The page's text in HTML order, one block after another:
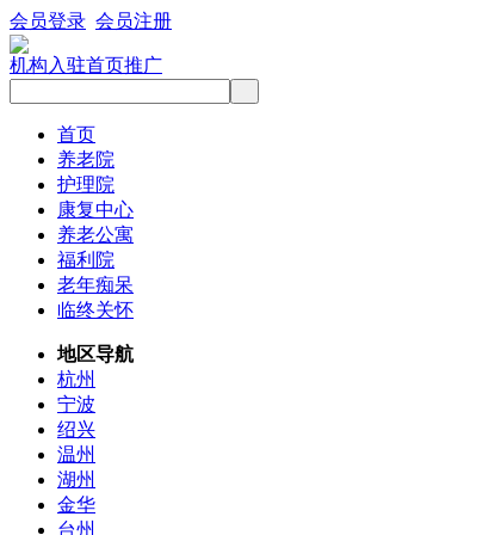
会员登录 会员注册
机构入驻首页推广
首页
养老院
护理院
康复中心
养老公寓
福利院
老年痴呆
临终关怀
地区导航
杭州
宁波
绍兴
温州
湖州
金华
台州